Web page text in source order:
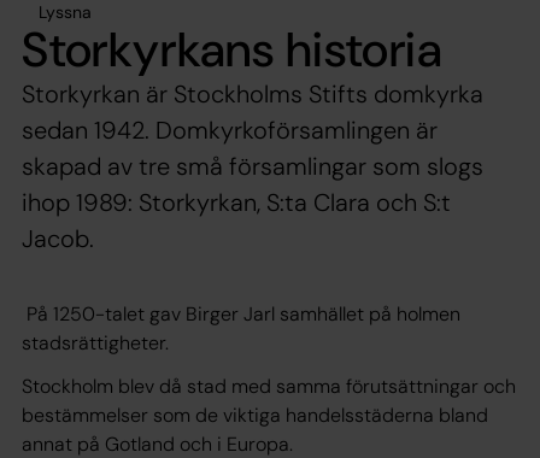
Lyssna
Storkyrkans historia
Storkyrkan är Stockholms Stifts domkyrka
sedan 1942. Domkyrkoförsamlingen är
skapad av tre små församlingar som slogs
ihop 1989: Storkyrkan, S:ta Clara och S:t
Jacob.
På 1250-talet gav Birger Jarl samhället på holmen
stadsrättigheter.
Stockholm blev då stad med samma förutsättningar och
bestämmelser som de viktiga handelsstäderna bland
annat på Gotland och i Europa.